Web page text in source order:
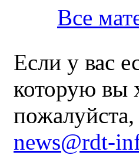
Все
Если у вас
которую вы
news@rdt-